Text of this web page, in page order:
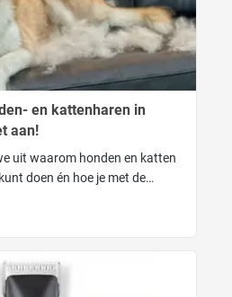
en kattenharen in
aan!
uit waarom honden en katten
doen én hoe je met de
schoner huis én een blije